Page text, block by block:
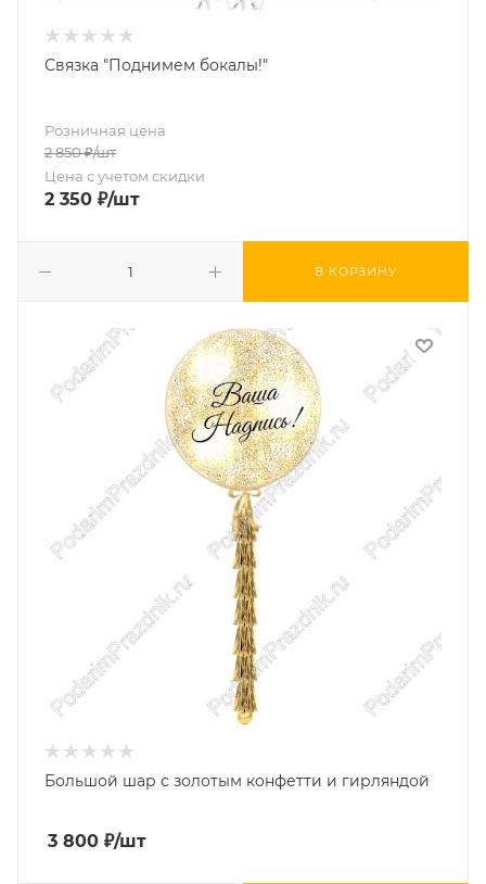
Связка "Поднимем бокалы!"
Розничная цена
2 850₽/шт
Цена с учетом скидки
2 350 ₽/шт
В КОРЗИНУ
Большой шар с золотым конфетти и гирляндой
3 800 ₽/шт